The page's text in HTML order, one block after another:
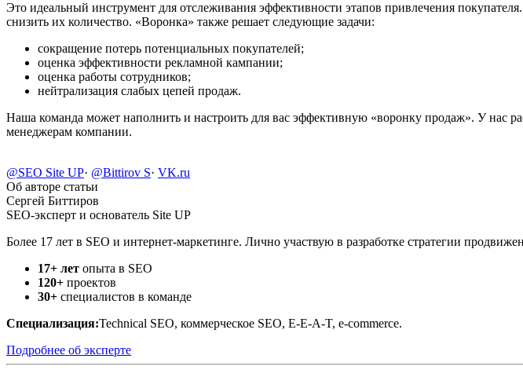
Это идеальный инструмент для отслеживания эффективности этапов привлечения
снизить их количество. «Воронка» также решает следующие задачи:
сокращение потерь потенциальных покупателей;
оценка эффективности рекламной кампании;
оценка работы сотрудников;
нейтрализация слабых цепей продаж.
Наша команда может наполнить и настроить для вас эффективную «воронку продаж». У нас
менеджерам компании.
@SEO Site UP· @Bittirov S· VK.ru
Об авторе статьи
Сергей Биттиров
SEO-эксперт и основатель Site UP
Более 17 лет в SEO и интернет-маркетинге. Лично участвую в разработке стратегии
17+ лет опыта в SEO
120+ проектов
30+ специалистов в команде
Специализация:Technical SEO, коммерческое SEO, E-E-A-T, e-commerce.
Подробнее об эксперте